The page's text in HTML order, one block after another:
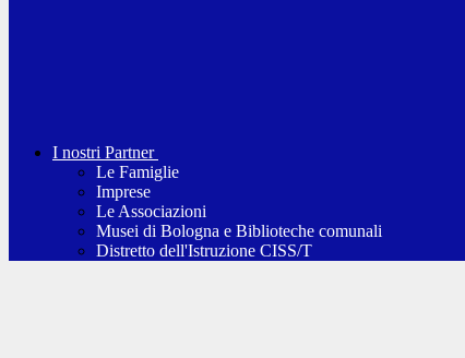
I nostri Partner
Le Famiglie
Imprese
Le Associazioni
Musei di Bologna e Biblioteche comunali
Distretto dell'Istruzione CISS/T